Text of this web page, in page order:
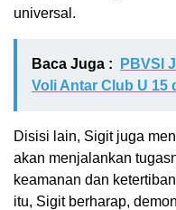
universal.
Baca Juga :
PBVSI
Voli Antar Club U 15
Disisi lain, Sigit juga
akan menjalankan
keamanan dan
itu, Sigit berharap,